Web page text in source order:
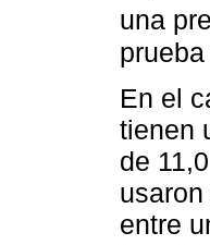
una
En el
tienen
de
entre